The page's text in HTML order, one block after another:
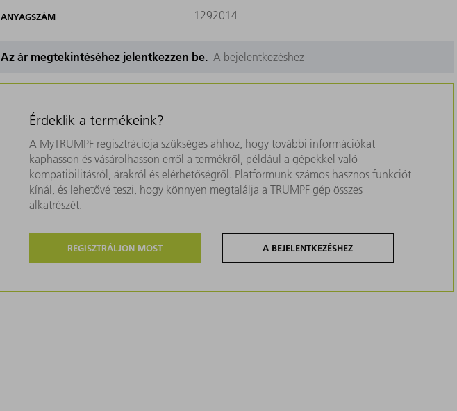
ANYAGSZÁM 1292014
Az ár megtekintéséhez jelentkezzen be. A bejelentkezéshez
Érdeklik a termékeink?
A MyTRUMPF regisztrációja szükséges ahhoz, hogy további információkat
kaphasson és vásárolhasson erről a termékről, például a gépekkel való
kompatibilitásról, árakról és elérhetőségről. Platformunk számos hasznos funkciót
kínál, és lehetővé teszi, hogy könnyen megtalálja a TRUMPF gép összes
alkatrészét.
REGISZTRÁLJON MOST A BEJELENTKEZÉSHEZ